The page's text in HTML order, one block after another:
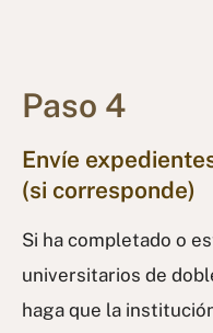
Paso 4
Envíe
(si corresponde)
Si ha completado o
universitarios de
haga que la